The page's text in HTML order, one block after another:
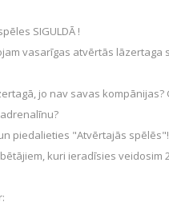
SIGULDĀ !
vasarīgas atvērtās lāzertaga
jo nav savas kompānijas?
piedalieties "Atvērtajās spēlēs"!
kuri ieradīsies veidosim
STARTS
PAR MUMS
ARĒNAS
ARSENĀLS
un jauni piedāvājumi – tas viss
ziņas.